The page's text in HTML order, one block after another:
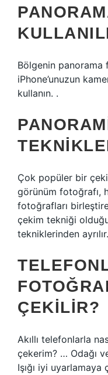
Bölgenin panorama
iPhone’unuzun
kullanın. .
Çok popüler bir
görünüm fotoğrafı,
fotoğrafları
çekim tekniği
tekniklerinden ayrılır.
ÇEKILIR?
Akıllı telefonlarla
çekerim? … Odağı
Işığı iyi uyarlamaya